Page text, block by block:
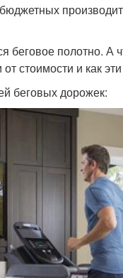
полотно. А
стоимости и как
беговых дорожек: